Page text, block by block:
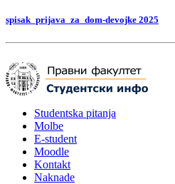
spisak_prijava_za_dom-devojke 2025
Studentska pitanja
Molbe
E-student
Moodle
Kontakt
Naknade